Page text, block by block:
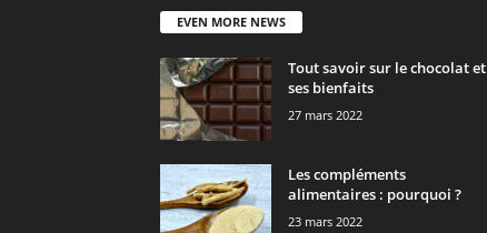
EVEN MORE NEWS
Tout savoir sur le chocolat et
ses bienfaits
27 mars 2022
Les compléments
alimentaires : pourquoi ?
23 mars 2022